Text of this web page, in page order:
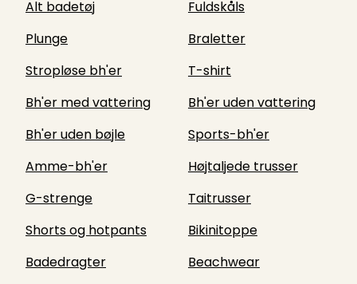
Alt badetøj
Fuldskåls
Plunge
Braletter
Stropløse bh'er
T-shirt
Bh'er med vattering
Bh'er uden vattering
Bh'er uden bøjle
Sports-bh'er
Amme-bh'er
Højtaljede trusser
G-strenge
Taitrusser
Shorts og hotpants
Bikinitoppe
Badedragter
Beachwear